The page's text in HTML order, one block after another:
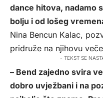
dance hitova, nadamo
bolju i od lošeg
Nina Bencun Kalac,
pridruže na njihovu
- TEKST SE
– Bend zajedno svira
dobro uvježbani i na